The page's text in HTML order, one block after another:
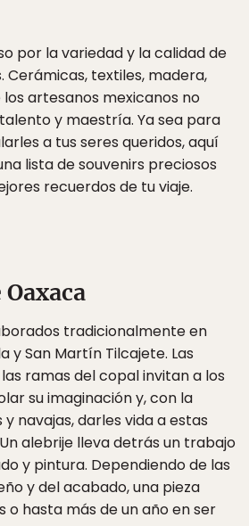
por la variedad y la calidad de
Cerámicas, textiles, madera,
artesanos mexicanos no
y maestría. Ya sea para
a tus seres queridos, aquí
lista de souvenirs preciosos
recuerdos de tu viaje.
tradicionalmente en
y San Martín Tilcajete. Las
ramas del copal invitan a los
su imaginación y, con la
navajas, darles vida a estas
alebrije lleva detrás un trabajo
y pintura. Dependiendo de las
y del acabado, una pieza
o hasta más de un año en ser